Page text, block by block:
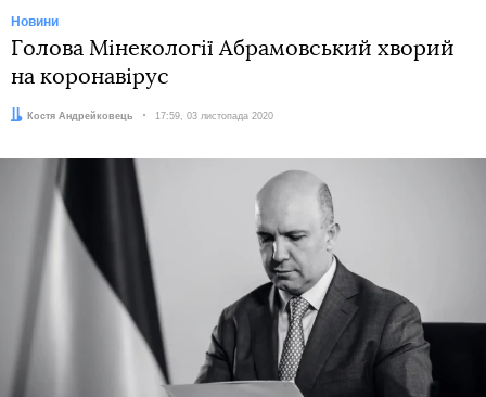
Новини
Голова Мінекології Абрамовський хворий
на коронавірус
Автор:Костя Андрейковець Дата:
17:59, 03 листопада 2020